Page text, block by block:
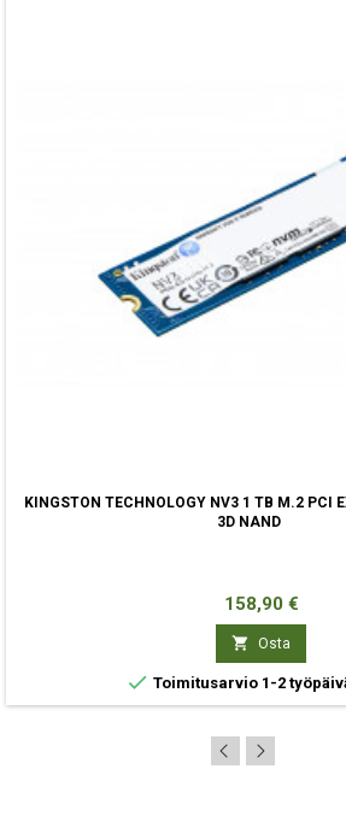
KINGSTON TECHNOLOGY NV3 1 TB M.2 PCI
3D NAND
Hinta
158,90 €
 Osta
 Toimitusarvio 1-2